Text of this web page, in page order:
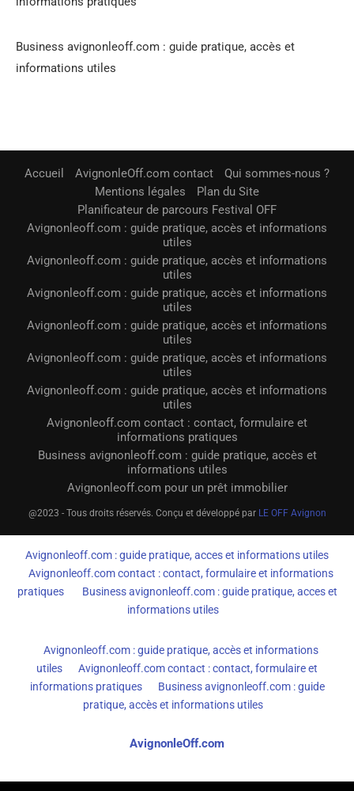
Business avignonleoff.com : guide pratique, accès et
informations utiles
Accueil AvignonleOff.com contact
Qui sommes-nous ?
Mentions légales
Plan du Site
Planificateur de parcours Festival OFF
Avignonleoff.com : guide pratique, accès et informations
utiles
Avignonleoff.com : guide pratique, accès et informations
utiles
Avignonleoff.com : guide pratique, accès et informations
utiles
Avignonleoff.com : guide pratique, accès et informations
utiles
Avignonleoff.com : guide pratique, accès et informations
utiles
Avignonleoff.com : guide pratique, accès et informations
utiles
Avignonleoff.com contact : contact, formulaire et
informations pratiques
Business avignonleoff.com : guide pratique, accès et
informations utiles
Avignonleoff.com pour un prêt immobilier
@2023 - Tous droits réservés. Conçu et développé par LE OFF Avignon
Avignonleoff.com : guide pratique, acces et informations utiles
Avignonleoff.com contact : contact, formulaire et informations
pratiques
Business avignonleoff.com : guide pratique, acces et
informations utiles
Avignonleoff.com : guide pratique, accès et informations
utiles
Avignonleoff.com contact : contact, formulaire et
informations pratiques
Business avignonleoff.com : guide
pratique, accès et informations utiles
AvignonleOff.com